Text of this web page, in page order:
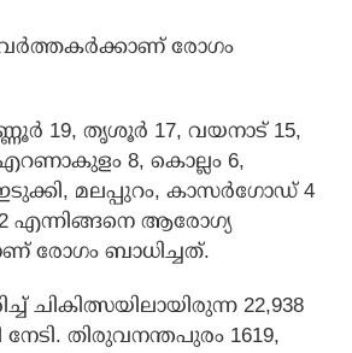
രോഗം
19, തൃശൂര്‍ 17, വയനാട് 15,
എറണാകുളം 8, കൊല്ലം 6,
മലപ്പുറം, കാസര്‍ഗോഡ് 4
എന്നിങ്ങനെ ആരോഗ്യ
രോഗം ബാധിച്ചത്.
ചികിത്സയിലായിരുന്ന 22,938
തിരുവനന്തപുരം 1619,